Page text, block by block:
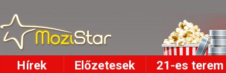
Hírek Előzetesek 21-es terem